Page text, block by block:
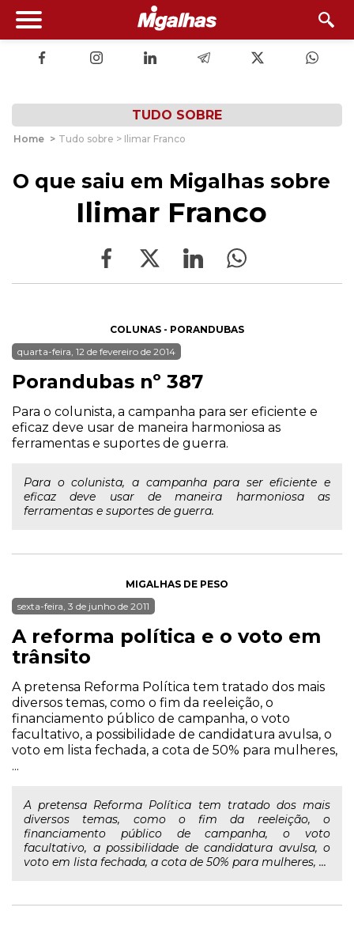
TUDO SOBRE
Home > Tudo sobre > Ilimar Franco
O que saiu em Migalhas sobre
Ilimar Franco
COLUNAS - PORANDUBAS
quarta-feira, 12 de fevereiro de 2014
Porandubas nº 387
Para o colunista, a campanha para ser eficiente e
eficaz deve usar de maneira harmoniosa as
ferramentas e suportes de guerra.
Para o colunista, a campanha para ser eficiente e
eficaz deve usar de maneira harmoniosa as
ferramentas e suportes de guerra.
MIGALHAS DE PESO
sexta-feira, 3 de junho de 2011
A reforma política e o voto em
trânsito
A pretensa Reforma Política tem tratado dos mais
diversos temas, como o fim da reeleição, o
financiamento público de campanha, o voto
facultativo, a possibilidade de candidatura avulsa, o
voto em lista fechada, a cota de 50% para mulheres,
...
A pretensa Reforma Política tem tratado dos mais
diversos temas, como o fim da reeleição, o
financiamento público de campanha, o voto
facultativo, a possibilidade de candidatura avulsa, o
voto em lista fechada, a cota de 50% para mulheres, ...